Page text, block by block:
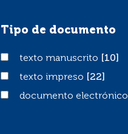
Tipo de documento
texto manuscrito
texto manuscrito
[10]
texto impreso
texto impreso
[22]
documento electrónico
documento electrónico